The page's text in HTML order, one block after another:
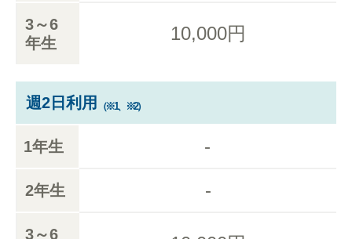
3～6
年生
10,000円
週2日利用 （※1、※2）
1年生 -
2年生 -
3～6